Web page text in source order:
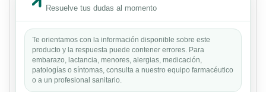
Resuelve tus dudas al momento
Te orientamos con la información disponible sobre este
producto y la respuesta puede contener errores. Para
embarazo, lactancia, menores, alergias, medicación,
patologías o síntomas, consulta a nuestro equipo farmacéutico
o a un profesional sanitario.